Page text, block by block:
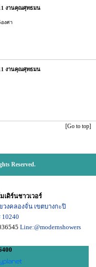
งานคุณศุทธมน
งศา
งานคุณศุทธมน
[Go to top]
Reserved.
ดิร์นชาวเวอร์
วงคลองจั่น เขตบางกะปิ
10240
Line:@modernshowers